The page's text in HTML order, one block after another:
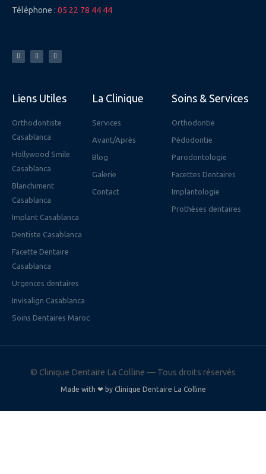
Téléphone : 05 22 78 44 44
c
e
b
f
u
t
u
s
t
a
Liens Utiles
Orthodontiste
Casablanca
Hollywood Smile
Casablanca
Blanchiment
Casablanca
Implant Casablanca
Dentiste Casablanca
Facette Dentaire
Casablanca
Urgences dentaires
Invisalign Casablanca
Soins Dentaires Maroc
La Clinique
Services
Avant/Après
Blog
Galerie
Contact
Soins & Services
Orthodontie
Pédodontie
Parodontologie
Facettes Dentaires
Implantologie
Prothèses dentaires
© Clinique Dentaire La Colline — Tous droits réservés
Made with ❤ by Clinique Dentaire La Colline